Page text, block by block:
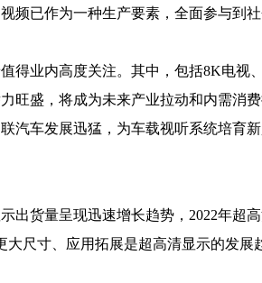
频已作为一种生产要素，全面参与到
业内高度关注。其中，包括8K电视
旺盛，将成为未来产业拉动和内需消
汽车发展迅猛，为车载视听系统培育
货量呈现迅速增长趋势，2022年超
大尺寸、应用拓展是超高清显示的发展